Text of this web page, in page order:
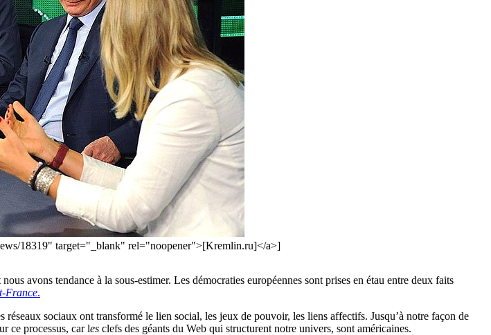
18319" target="_blank" rel="noopener">[Kremlin.ru]</a>]
avons tendance à la sous-estimer. Les démocraties européennes sont prises en étau entre deux faits
France.
sociaux ont transformé le lien social, les jeux de pouvoir, les liens affectifs. Jusqu’à notre façon de
ce processus, car les clefs des géants du Web qui structurent notre univers, sont américaines.